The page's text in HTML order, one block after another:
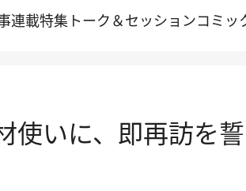
連載特集 トーク＆セッションコミッ
使いに、即再訪を